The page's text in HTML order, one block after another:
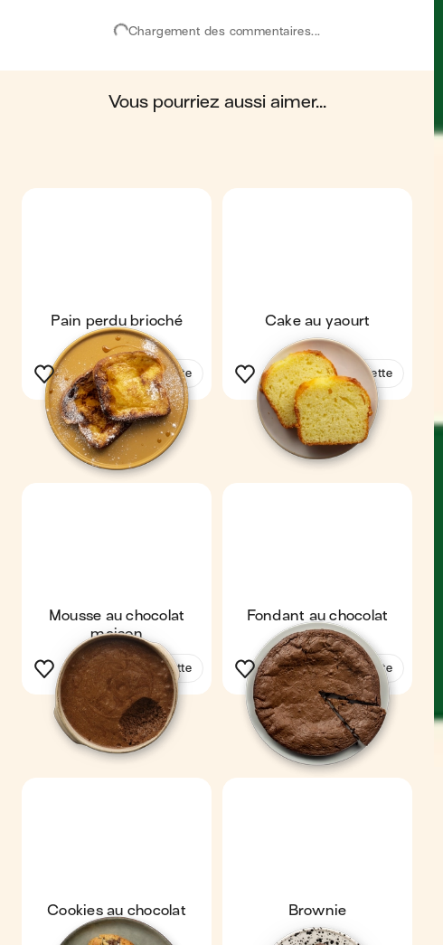
ou des questions concernant votre santé, veuillez consulter un
en moyenne, une portion de la recette "Pancakes maison" contient
de protéines ; 2 g de fibres.
Chargement des commentaires...
vous pourriez aussi aimer...
Pain perdu brioché
Voir la recette
Cake au yaourt
Voir la recette
Mousse au chocolat
maison
Voir la recette
Fondant au chocolat
Voir la recette
Cookies au chocolat Brownie